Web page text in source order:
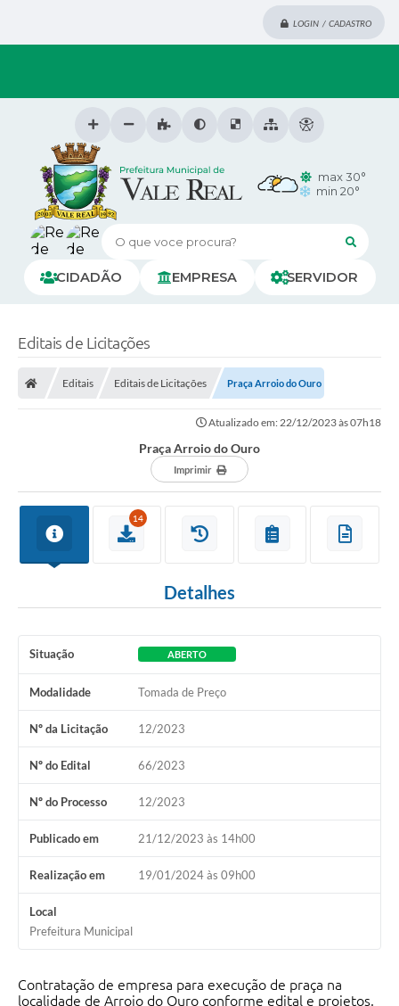
LOGIN / CADASTRO
O que voce procura?
CIDADÃO EMPRESA SERVIDOR
max 30°
min 20°
Editais de Licitações
Editais Editais de Licitações Praça Arroio do Ouro
Atualizado em: 22/12/2023 às 07h18
Praça Arroio do Ouro
Imprimir
14
Detalhes
Situação ABERTO
Modalidade Tomada de Preço
Nº da Licitação 12/2023
Nº do Edital 66/2023
Nº do Processo 12/2023
Publicado em 21/12/2023 às 14h00
Realização em 19/01/2024 às 09h00
Local
Prefeitura Municipal
Contratação de empresa para execução de praça na
localidade de Arroio do Ouro conforme edital e projetos.